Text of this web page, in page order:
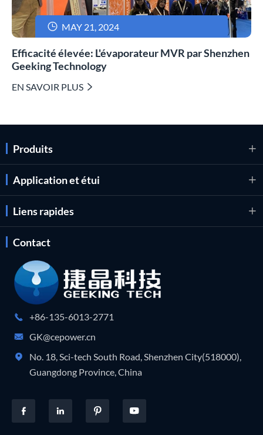
 MAY 21, 2024
Efficacité élevée: L'évaporateur MVR par Shenzhen
Geeking Technology
EN SAVOIR PLUS 
Produits 
Application et étui 
Liens rapides 
Contact
 +86-135-6013-2771
 GK@cepower.cn

No. 18, Sci-tech South Road, Shenzhen City(518000),
Guangdong Province, China
   